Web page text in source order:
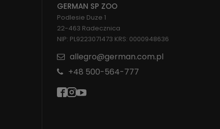
GERMAN SP ZOO
Podlesie Duze 1
22-463 Radecznica
NIP: PL9223071473 KRS: 0000948636
allegro@german.com.pl
+48 500-564-777